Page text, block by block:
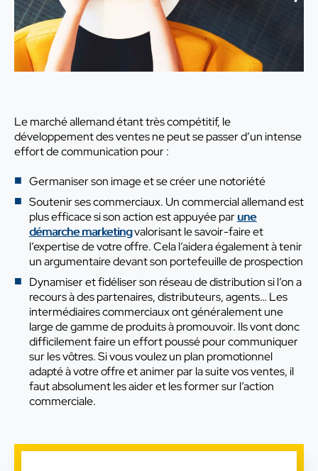
Le marché allemand étant très compétitif, le
développement des ventes ne peut se passer d’un intense
effort de communication pour :
Germaniser son image et se créer une notoriété
Soutenir ses commerciaux. Un commercial allemand est
plus efficace si son action est appuyée parune
démarche marketingvalorisant le savoir-faire et
l’expertise de votre offre. Cela l’aidera également à tenir
un argumentaire devant son portefeuille de prospection
Dynamiser et fidéliser son réseau de distribution si l’on a
recours à des partenaires, distributeurs, agents… Les
intermédiaires commerciaux ont généralement une
large de gamme de produits à promouvoir. Ils vont donc
difficilement faire un effort poussé pour communiquer
sur les vôtres. Si vous voulez un plan promotionnel
adapté à votre offre et animer par la suite vos ventes, il
faut absolument les aider et les former sur l’action
commerciale.